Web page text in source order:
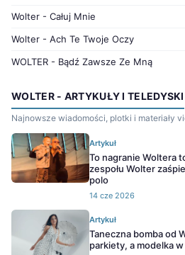
Wolter - Całuj Mnie
Wolter - Ach Te Twoje Oczy
WOLTER - Bądź Zawsze Ze Mną
WOLTER - ARTYKUŁY I TELEDYSKI
Najnowsze wiadomości, plotki i materiały
Artykuł
To nagranie Woltera
zespołu Wolter
polo
14 cze 2026
Artykuł
Taneczna bomba od
parkiety, a modelka